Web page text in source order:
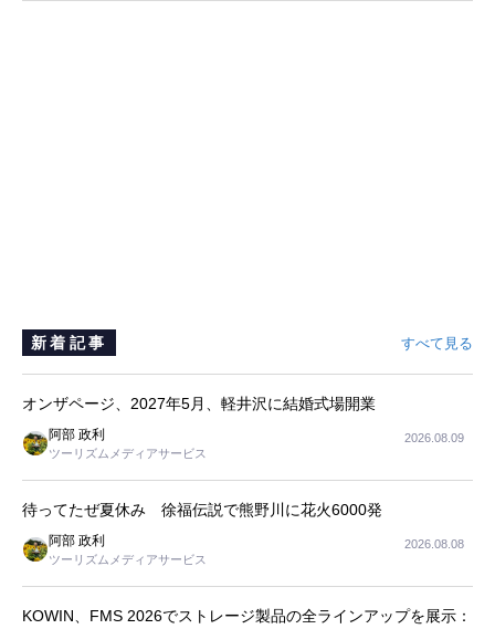
新着記事 すべて見る
オンザページ、2027年5月、軽井沢に結婚式場開業
阿部 政利
ツーリズムメディアサービス
2026.08.09
待ってたぜ夏休み 徐福伝説で熊野川に花火6000発
阿部 政利
ツーリズムメディアサービス
2026.08.08
KOWIN、FMS 2026でストレージ製品の全ラインアップを展示：